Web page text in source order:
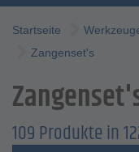
Startseite
Zangenset's
109 Produkte in